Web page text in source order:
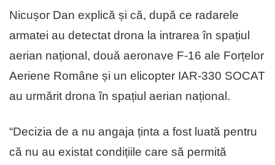
Nicușor Dan explică și că, după ce radarele
armatei au detectat drona la intrarea în spațiul
aerian național, două aeronave F-16 ale Forțelor
Aeriene Române și un elicopter IAR-330 SOCAT
au urmărit drona în spațiul aerian național.
“Decizia de a nu angaja ținta a fost luată pentru
că nu au existat condițiile care să permită